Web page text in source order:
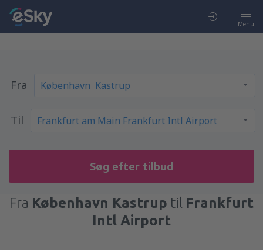
Menu
Fra
Til
Søg efter tilbud
Fra København Kastrup til Frankfurt
Intl Airport